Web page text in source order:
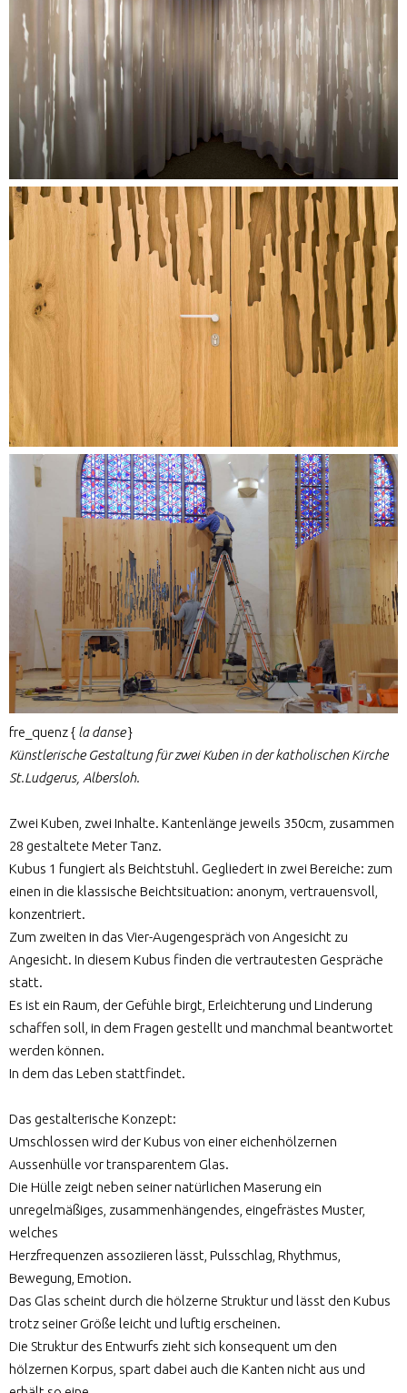
fre_quenz { la danse}
Künstlerische Gestaltung für zwei Kuben in der katholischen Kirche
St.Ludgerus, Albersloh.
Zwei Kuben, zwei Inhalte. Kantenlänge jeweils 350cm, zusammen
28 gestaltete Meter Tanz.
Kubus 1 fungiert als Beichtstuhl. Gegliedert in zwei Bereiche: zum
einen in die klassische Beichtsituation: anonym, vertrauensvoll,
konzentriert.
Zum zweiten in das Vier-Augengespräch von Angesicht zu
Angesicht. In diesem Kubus finden die vertrautesten Gespräche
statt.
Es ist ein Raum, der Gefühle birgt, Erleichterung und Linderung
schaffen soll, in dem Fragen gestellt und manchmal beantwortet
werden können.
In dem das Leben stattfindet.
Das gestalterische Konzept:
Umschlossen wird der Kubus von einer eichenhölzernen
Aussenhülle vor transparentem Glas.
Die Hülle zeigt neben seiner natürlichen Maserung ein
unregelmäßiges, zusammenhängendes, eingefrästes Muster,
welches
Herzfrequenzen assoziieren lässt, Pulsschlag, Rhythmus,
Bewegung, Emotion.
Das Glas scheint durch die hölzerne Struktur und lässt den Kubus
trotz seiner Größe leicht und luftig erscheinen.
Die Struktur des Entwurfs zieht sich konsequent um den
hölzernen Korpus, spart dabei auch die Kanten nicht aus und